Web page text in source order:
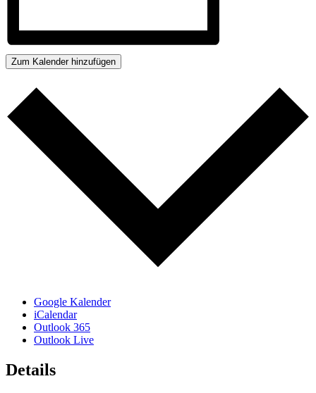
Zum Kalender hinzufügen
Google Kalender
iCalendar
Outlook 365
Outlook Live
Details